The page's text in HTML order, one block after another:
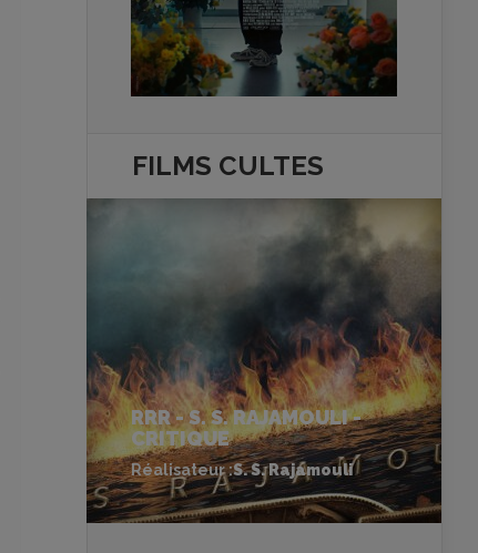
FILMS CULTES
RRR - S. S. RAJAMOULI -
CRITIQUE
Réalisateur :S. S. Rajamouli